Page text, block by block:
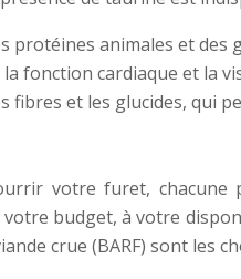
protéines animales et des
fonction cardiaque et la
fibres et les glucides, qui
votre furet, chacune
votre budget, à votre
crue (BARF) sont les